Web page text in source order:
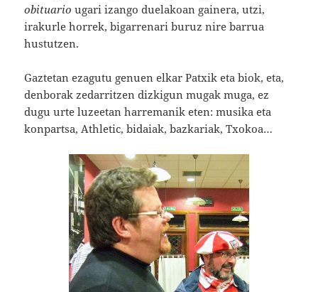
obituario ugari izango duelakoan gainera, utzi,
irakurle horrek, bigarrenari buruz nire barrua
hustutzen.
Gaztetan ezagutu genuen elkar Patxik eta biok, eta,
denborak zedarritzen dizkigun mugak muga, ez
dugu urte luzeetan harremanik eten: musika eta
konpartsa, Athletic, bidaiak, bazkariak, Txokoa…